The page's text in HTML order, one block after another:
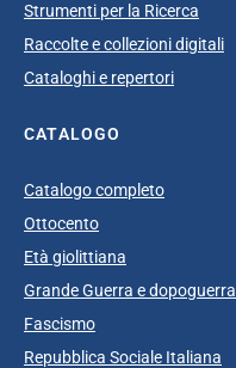
Strumenti per la Ricerca
Raccolte e collezioni digitali
Cataloghi e repertori
CATALOGO
Catalogo completo
Ottocento
Età giolittiana
Grande Guerra e dopoguerra
Fascismo
Repubblica Sociale Italiana